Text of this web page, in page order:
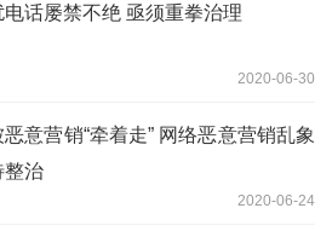
电话屡禁不绝 亟须重拳治理
2020-06-30
意营销“牵着走” 网络恶意营销乱象
整治
2020-06-24